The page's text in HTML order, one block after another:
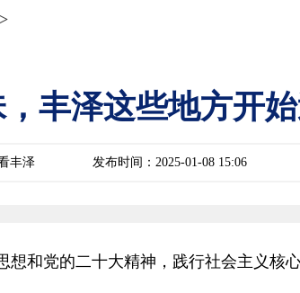
，丰泽这些地方开
丰泽 发布时间：2025-01-08 15:06
和党的二十大精神，践行社会主义核